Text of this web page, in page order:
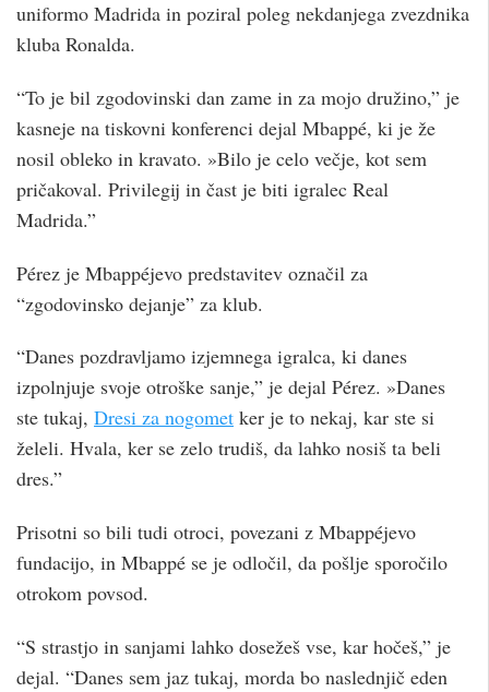
uniformo Madrida in poziral poleg nekdanjega zvezdnika
kluba Ronalda.
“To je bil zgodovinski dan zame in za mojo družino,” je
kasneje na tiskovni konferenci dejal Mbappé, ki je že
nosil obleko in kravato. »Bilo je celo večje, kot sem
pričakoval. Privilegij in čast je biti igralec Real
Madrida.”
Pérez je Mbappéjevo predstavitev označil za
“zgodovinsko dejanje” za klub.
“Danes pozdravljamo izjemnega igralca, ki danes
izpolnjuje svoje otroške sanje,” je dejal Pérez. »Danes
ste tukaj, Dresi za nogomet ker je to nekaj, kar ste si
želeli. Hvala, ker se zelo trudiš, da lahko nosiš ta beli
dres.”
Prisotni so bili tudi otroci, povezani z Mbappéjevo
fundacijo, in Mbappé se je odločil, da pošlje sporočilo
otrokom povsod.
“S strastjo in sanjami lahko dosežeš vse, kar hočeš,” je
dejal. “Danes sem jaz tukaj, morda bo naslednjič eden